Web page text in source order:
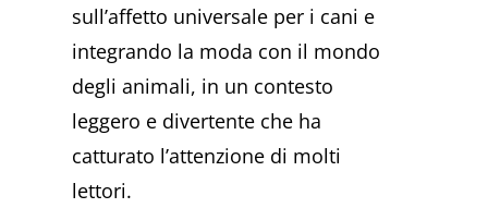
sull’affetto universale per i cani e
integrando la moda con il mondo
degli animali, in un contesto
leggero e divertente che ha
catturato l’attenzione di molti
lettori.